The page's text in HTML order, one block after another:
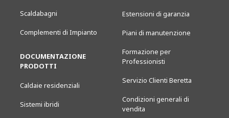
Scaldabagni
Complementi di Impianto
DOCUMENTAZIONE
PRODOTTI
Caldaie residenziali
Sistemi ibridi
Estensioni di garanzia
Piani di manutenzione
Formazione per
Professionisti
Servizio Clienti Beretta
Condizioni generali di
vendita